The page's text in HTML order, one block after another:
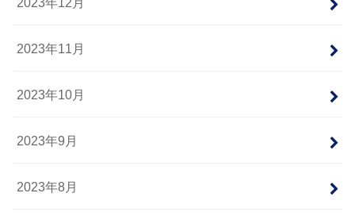
2023年11月
2023年10月
2023年9月
2023年8月